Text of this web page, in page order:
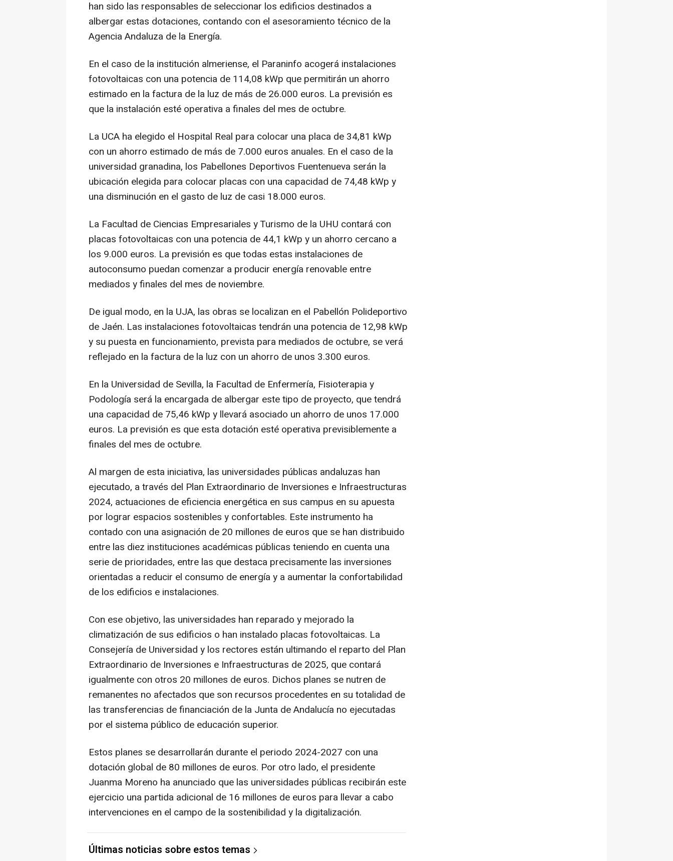
han sido las responsables de seleccionar los edificios destinados a
albergar estas dotaciones, contando con el asesoramiento técnico de la
Agencia Andaluza de la Energía.
En el caso de la institución almeriense, el Paraninfo acogerá instalaciones
fotovoltaicas con una potencia de 114,08 kWp que permitirán un ahorro
estimado en la factura de la luz de más de 26.000 euros. La previsión es
que la instalación esté operativa a finales del mes de octubre.
La UCA ha elegido el Hospital Real para colocar una placa de 34,81 kWp
con un ahorro estimado de más de 7.000 euros anuales. En el caso de la
universidad granadina, los Pabellones Deportivos Fuentenueva serán la
ubicación elegida para colocar placas con una capacidad de 74,48 kWp y
una disminución en el gasto de luz de casi 18.000 euros.
La Facultad de Ciencias Empresariales y Turismo de la UHU contará con
placas fotovoltaicas con una potencia de 44,1 kWp y un ahorro cercano a
los 9.000 euros. La previsión es que todas estas instalaciones de
autoconsumo puedan comenzar a producir energía renovable entre
mediados y finales del mes de noviembre.
De igual modo, en la UJA, las obras se localizan en el Pabellón Polideportivo
de Jaén. Las instalaciones fotovoltaicas tendrán una potencia de 12,98 kWp
y su puesta en funcionamiento, prevista para mediados de octubre, se verá
reflejado en la factura de la luz con un ahorro de unos 3.300 euros.
En la Universidad de Sevilla, la Facultad de Enfermería, Fisioterapia y
Podología será la encargada de albergar este tipo de proyecto, que tendrá
una capacidad de 75,46 kWp y llevará asociado un ahorro de unos 17.000
euros. La previsión es que esta dotación esté operativa previsiblemente a
finales del mes de octubre.
Al margen de esta iniciativa, las universidades públicas andaluzas han
ejecutado, a través del Plan Extraordinario de Inversiones e Infraestructuras
2024, actuaciones de eficiencia energética en sus campus en su apuesta
por lograr espacios sostenibles y confortables. Este instrumento ha
contado con una asignación de 20 millones de euros que se han distribuido
entre las diez instituciones académicas públicas teniendo en cuenta una
serie de prioridades, entre las que destaca precisamente las inversiones
orientadas a reducir el consumo de energía y a aumentar la confortabilidad
de los edificios e instalaciones.
Con ese objetivo, las universidades han reparado y mejorado la
climatización de sus edificios o han instalado placas fotovoltaicas. La
Consejería de Universidad y los rectores están ultimando el reparto del Plan
Extraordinario de Inversiones e Infraestructuras de 2025, que contará
igualmente con otros 20 millones de euros. Dichos planes se nutren de
remanentes no afectados que son recursos procedentes en su totalidad de
las transferencias de financiación de la Junta de Andalucía no ejecutadas
por el sistema público de educación superior.
Estos planes se desarrollarán durante el periodo 2024-2027 con una
dotación global de 80 millones de euros. Por otro lado, el presidente
Juanma Moreno ha anunciado que las universidades públicas recibirán este
ejercicio una partida adicional de 16 millones de euros para llevar a cabo
intervenciones en el campo de la sostenibilidad y la digitalización.
Últimas noticias sobre estos temas